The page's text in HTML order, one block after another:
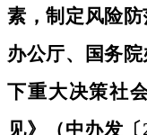
素，制定风险
办公厅、国务
下重大决策社
见》（中办发